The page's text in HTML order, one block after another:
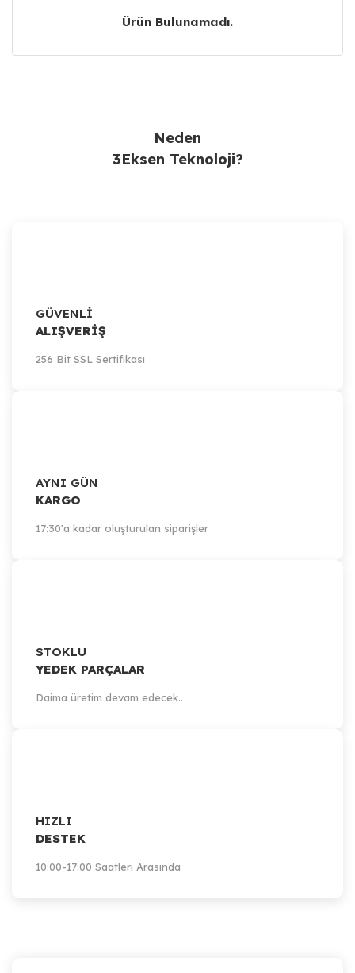
Ürün Bulunamadı.
Neden
3Eksen Teknoloji?
GÜVENLİ
ALIŞVERİŞ
256 Bit SSL Sertifikası
AYNI GÜN
KARGO
17:30'a kadar oluşturulan siparişler
STOKLU
YEDEK PARÇALAR
Daima üretim devam edecek..
HIZLI
DESTEK
10:00-17:00 Saatleri Arasında